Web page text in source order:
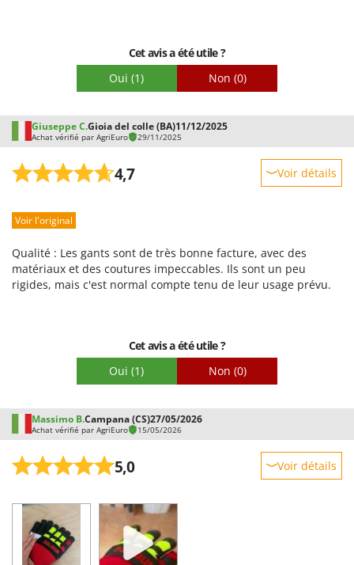
Minox
More than chef
MOVA
Mowox
MTD
Novatec
Novital
NuAir
NuovaFac
O
Officine Savioli
Oliviero
Olix
Cet avis a été utile ?
Oui (1) Non (0)
Giuseppe C.Gioia del colle (BA)11/12/2025
Achat vérifié par AgriEuro 29/11/2025
4,7 Voir détails
Prestations
Qualité / Prix
Facilité de montage
Voir l'original
Qualité : Les gants sont de très bonne facture, avec des
matériaux et des coutures impeccables. Ils sont un peu
rigides, mais c'est normal compte tenu de leur usage prévu.
Cet avis a été utile ?
Oui (1) Non (0)
Massimo B.Campana (CS)27/05/2026
Achat vérifié par AgriEuro 15/05/2026
5,0 Voir détails
Prestations
Facilité d'utilisation
Qualité / Prix